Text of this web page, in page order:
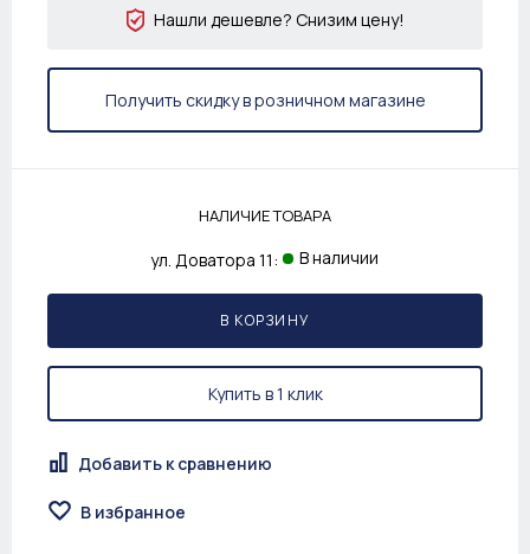
Нашли дешевле? Снизим цену!
Получить скидку в розничном магазине
НАЛИЧИЕ ТОВАРА
ул. Доватора 11: В наличии
В КОРЗИНУ
Купить в 1 клик
Добавить к сравнению
В избранное